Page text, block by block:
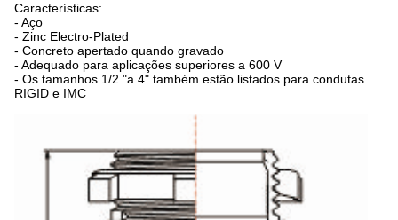
Características:
- Aço
- Zinc Electro-Plated
- Concreto apertado quando gravado
- Adequado para aplicações superiores a 600 V
- Os tamanhos 1/2 "a 4" também estão listados para condutas
RIGID e IMC